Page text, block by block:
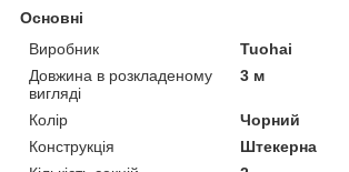
Основні
Виробник
Tuohai
Довжина в розкладеному
вигляді
3 м
Колір
Чорний
Конструкція
Штекерна